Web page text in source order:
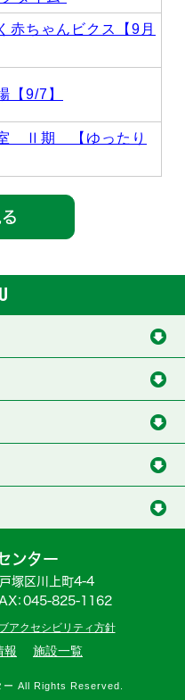
赤ちゃんビクス【9月
【9/7】
室 Ⅱ期 【ゆったり
ンター
塚区川上町4-4
：045-825-1162
アクセシビリティ方針
報 施設一覧
All Rights Reserved.